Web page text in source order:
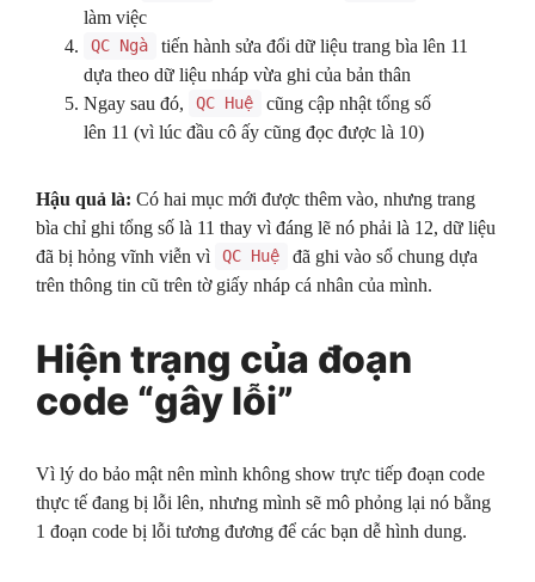
làm việc
QC Ngà
tiến hành sửa đổi dữ liệu trang bìa lên 11
dựa theo dữ liệu nháp vừa ghi của bản thân
Ngay sau đó,
QC Huệ
cũng cập nhật tổng số
lên 11 (vì lúc đầu cô ấy cũng đọc được là 10)
Hậu quả là: Có hai mục mới được thêm vào, nhưng trang
bìa chỉ ghi tổng số là 11 thay vì đáng lẽ nó phải là 12, dữ liệu
đã bị hỏng vĩnh viễn vì
QC Huệ
đã ghi vào sổ chung dựa
trên thông tin cũ trên tờ giấy nháp cá nhân của mình.
Hiện trạng của đoạn
code “gây lỗi”
Vì lý do bảo mật nên mình không show trực tiếp đoạn code
thực tế đang bị lỗi lên, nhưng mình sẽ mô phỏng lại nó bằng
1 đoạn code bị lỗi tương đương để các bạn dễ hình dung.